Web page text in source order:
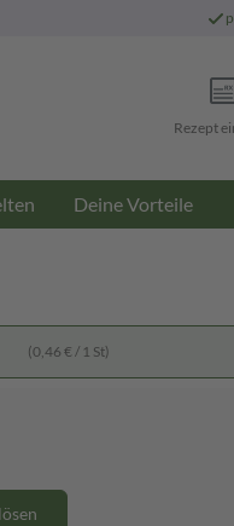
Rezept
Deine Vorteile
(0,46 € / 1 St)